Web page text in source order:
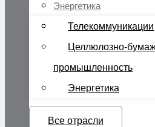
Энергетика
Телекоммуникации
Целлюлозно-
промышленность
Энергетика
Все отрасли